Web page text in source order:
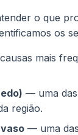
o que
os
mais
— uma das
região.
— uma